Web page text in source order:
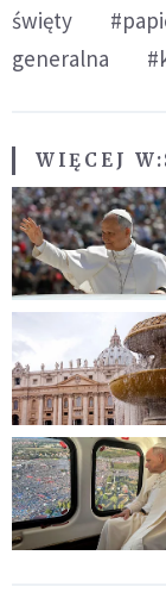
święty
generalna
WIĘCEJ W: